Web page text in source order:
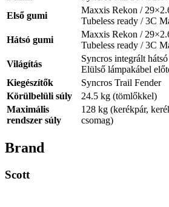
Első gumi
Maxxis Rekon /
Tubeless ready / 3C
Hátsó gumi
Maxxis Rekon /
Tubeless ready / 3C
Világítás
Syncros integrált
Elülső lámpakábel
Kiegészítők
Syncros Trail Fender
Körülbelüli súly
24.5 kg (tömlőkkel)
Maximális
rendszer súly
128 kg (kerékpár,
csomag)
Brand
Scott